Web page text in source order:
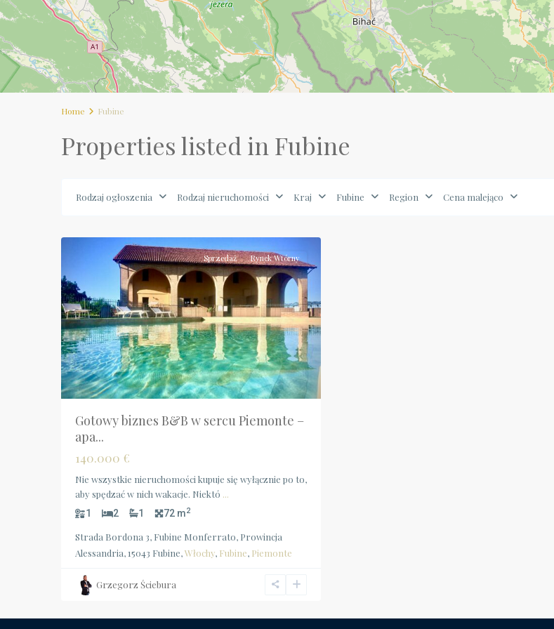
Home Fubine
Properties listed in Fubine
Rodzaj ogłoszenia Rodzaj nieruchomości Kraj Fubine Region Cena malejąco
Sprzedaż Rynek Wtórny
Gotowy biznes B&B w sercu Piemonte –
apa...
140.000 €
Nie wszystkie nieruchomości kupuje się wyłącznie po to,
aby spędzać w nich wakacje. Niektó ...
1 2 1 72 m2
Strada Bordona 3, Fubine Monferrato, Prowincja
Alessandria, 15043 Fubine,Włochy, Fubine, Piemonte
Grzegorz Ściebura